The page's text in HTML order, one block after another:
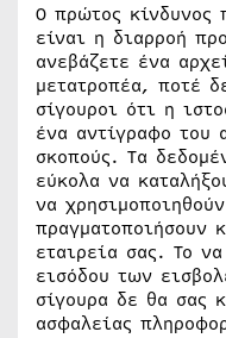
Ο πρώτος κίνδυνος
είναι η διαρροή
ανεβάζετε ένα
μετατροπέα, ποτέ
σίγουροι ότι η
ένα αντίγραφο του
σκοπούς. Τα
εύκολα να
να
πραγματοποιήσουν
εταιρεία σας. Το
εισόδου των
σίγουρα δε θα σας
ασφαλείας